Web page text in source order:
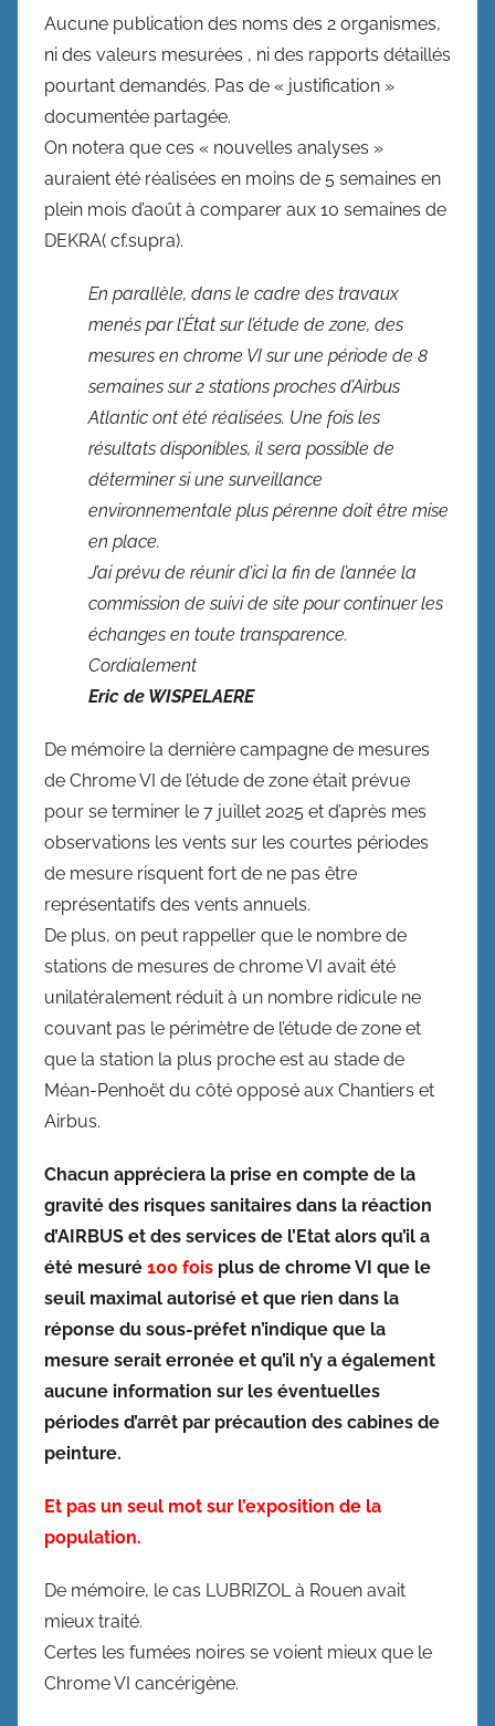
Aucune publication des noms des 2 organismes,
ni des valeurs mesurées , ni des rapports détaillés
pourtant demandés. Pas de « justification »
documentée partagée.
On notera que ces « nouvelles analyses »
auraient été réalisées en moins de 5 semaines en
plein mois d’août à comparer aux 10 semaines de
DEKRA( cf.supra).
En parallèle, dans le cadre des travaux
menés par l’État sur l’étude de zone, des
mesures en chrome VI sur une période de 8
semaines sur 2 stations proches d’Airbus
Atlantic ont été réalisées. Une fois les
résultats disponibles, il sera possible de
déterminer si une surveillance
environnementale plus pérenne doit être mise
en place.
J’ai prévu de réunir d’ici la fin de l’année la
commission de suivi de site pour continuer les
échanges en toute transparence.
Cordialement
Eric de WISPELAERE
De mémoire la dernière campagne de mesures
de Chrome VI de l’étude de zone était prévue
pour se terminer le 7 juillet 2025 et d’après mes
observations les vents sur les courtes périodes
de mesure risquent fort de ne pas être
représentatifs des vents annuels.
De plus, on peut rappeller que le nombre de
stations de mesures de chrome VI avait été
unilatéralement réduit à un nombre ridicule ne
couvant pas le périmètre de l’étude de zone et
que la station la plus proche est au stade de
Méan-Penhoët du côté opposé aux Chantiers et
Airbus.
Chacun appréciera la prise en compte de la
gravité des risques sanitaires dans la réaction
d’AIRBUS et des services de l’Etat alors qu’il a
été mesuré 100 fois plus de chrome VI que le
seuil maximal autorisé et que rien dans la
réponse du sous-préfet n’indique que la
mesure serait erronée et qu’il n’y a également
aucune information sur les éventuelles
périodes d’arrêt par précaution des cabines de
peinture.
Et pas un seul mot sur l’exposition de la
population.
De mémoire, le cas LUBRIZOL à Rouen avait
mieux traité.
Certes les fumées noires se voient mieux que le
Chrome VI cancérigène.